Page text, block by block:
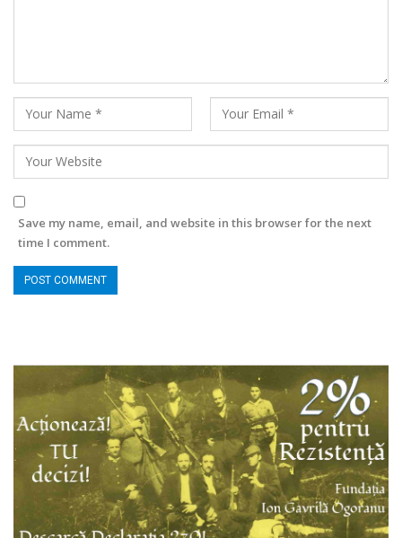
Save my name, email, and website in this browser for the next
time I comment.